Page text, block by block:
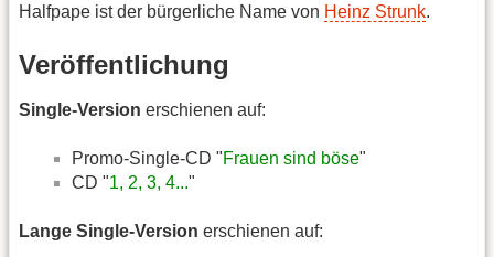
Halfpape ist der bürgerliche Name von Heinz Strunk.
Veröffentlichung
Single-Version erschienen auf:
Promo-Single-CD "Frauen sind böse"
CD "1, 2, 3, 4..."
Lange Single-Version erschienen auf: